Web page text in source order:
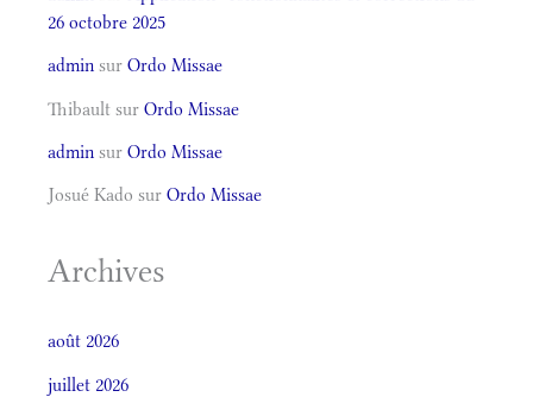
26 octobre 2025
admin sur Ordo Missae
Thibault sur Ordo Missae
admin sur Ordo Missae
Josué Kado sur Ordo Missae
Archives
août 2026
juillet 2026